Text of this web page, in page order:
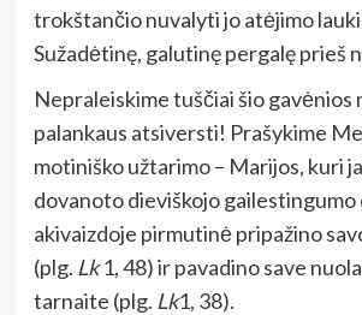
trokštančio nuvalyti jo atėjimo
Sužadėtinę, galutinę pergalę prieš
Nepraleiskime tuščiai šio gavėnios
palankaus atsiversti! Prašykime
motiniško užtarimo – Marijos, kuri
dovanoto dieviškojo gailestingumo
akivaizdoje pirmutinė pripažino
(plg. Lk1, 48) ir pavadino save
tarnaite (plg. Lk1, 38).